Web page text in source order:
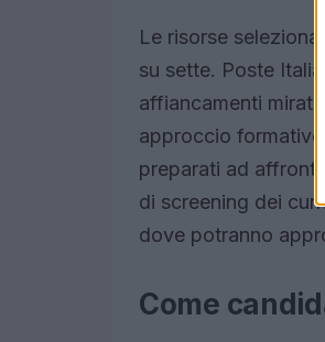
Le risorse
su sette. Poste
affiancamenti mirati
approccio formativo
preparati ad
di screening dei
dove potranno
Come